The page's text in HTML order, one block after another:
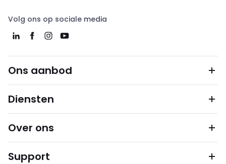
Volg ons op sociale media
Ons aanbod
Diensten
Over ons
Support